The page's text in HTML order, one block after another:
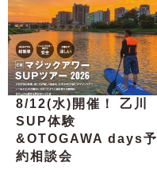
8/12(水)開催！ 乙川
SUP体験
&OTOGAWA days予
約相談会